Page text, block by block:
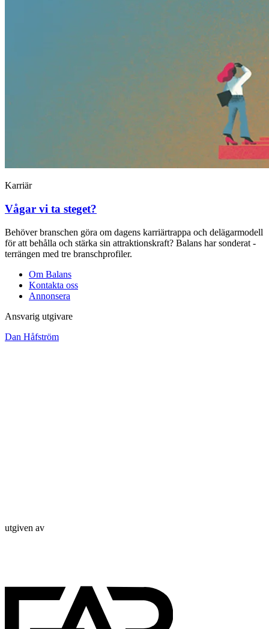
Karriär
Vågar vi ta steget?
Behöver branschen göra om dagens ­karriärtrappa och delägarmodell
för att behålla och stärka sin attraktionskraft? Balans har sonderat ­
terrängen med tre branschprofiler.
Om Balans
Kontakta oss
Annonsera
Ansvarig utgivare
Dan Håfström
utgiven av